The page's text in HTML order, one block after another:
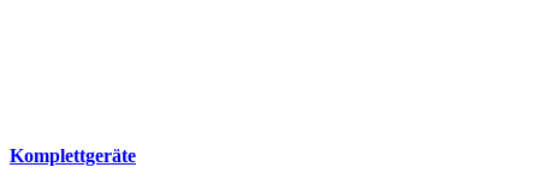
Komplettgeräte